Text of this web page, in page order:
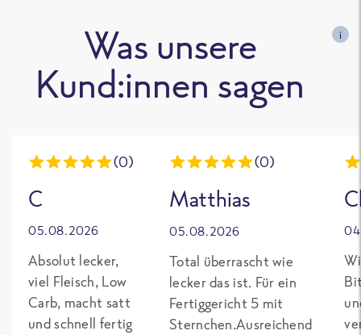
Was unsere
Kund:innen sagen
i
(0)
C
05.08.2026
Absolut lecker,
viel Fleisch, Low
Carb, macht satt
und schnell fertig
(0)
Matthias
05.08.2026
Total überrascht wie
lecker das ist. Für ein
Fertiggericht 5 mit
Sternchen.Ausreichend